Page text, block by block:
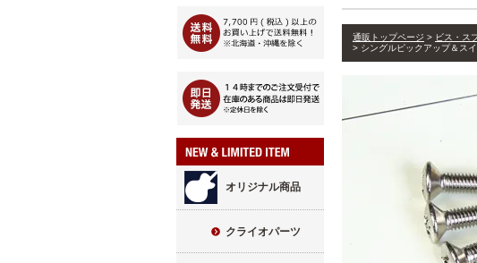
オリジナル商品
クライオパーツ
通販トップページ ビス・ス
シングルピックアップ＆